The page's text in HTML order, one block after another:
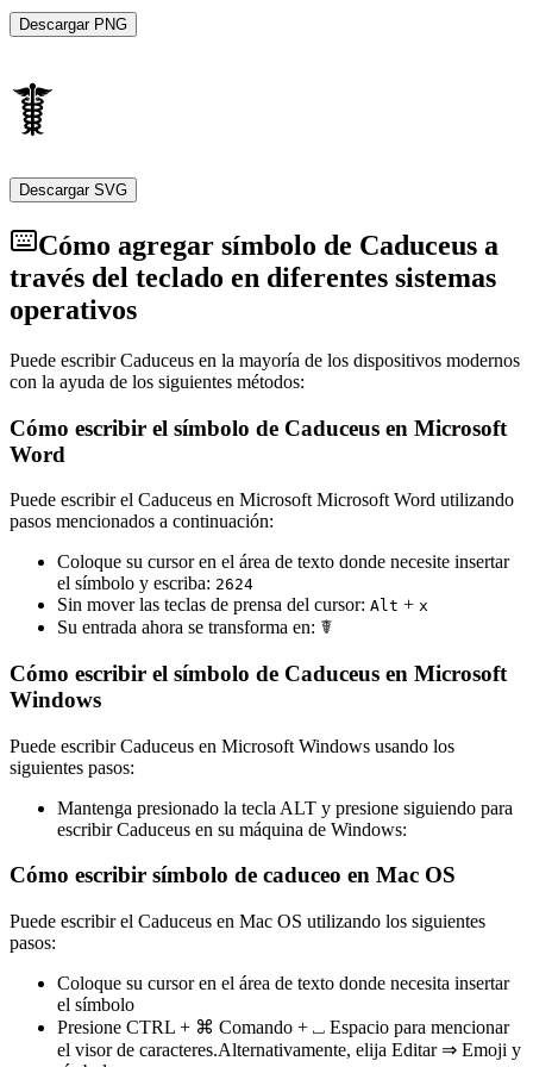
curación y el comercio proporciona una mirada fascinante en los
hilos entrelazados de la mitología y el simbolismo que persisten a
Descargar PNG
Descargar SVG
Cómo agregar símbolo de Caduceus a
través del teclado en diferentes sistemas
operativos
Puede escribir Caduceus en la mayoría de los dispositivos modernos
con la ayuda de los siguientes métodos:
Cómo escribir el símbolo de Caduceus en Microsoft
Word
Puede escribir el Caduceus en Microsoft Microsoft Word utilizando
pasos mencionados a continuación:
Coloque su cursor en el área de texto donde necesite insertar
el símbolo y escriba: 2624
Sin mover las teclas de prensa del cursor: Alt + x
Su entrada ahora se transforma en: ☤
Cómo escribir el símbolo de Caduceus en Microsoft
Windows
Puede escribir Caduceus en Microsoft Windows usando los
siguientes pasos:
Mantenga presionado la tecla ALT y presione siguiendo para
escribir Caduceus en su máquina de Windows:
Cómo escribir símbolo de caduceo en Mac OS
Puede escribir el Caduceus en Mac OS utilizando los siguientes
pasos:
Coloque su cursor en el área de texto donde necesita insertar
el símbolo
Presione CTRL + ⌘ Comando + ⎵ Espacio para mencionar
el visor de caracteres.Alternativamente, elija Editar ⇒ Emoji y